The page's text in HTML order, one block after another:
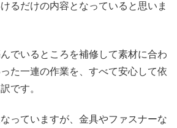
るだけの内容となっていると思いま
んでいるところを補修して素材に合わ
た一連の作業を、すべて安心して依
です。
っていますが、金具やファスナーな